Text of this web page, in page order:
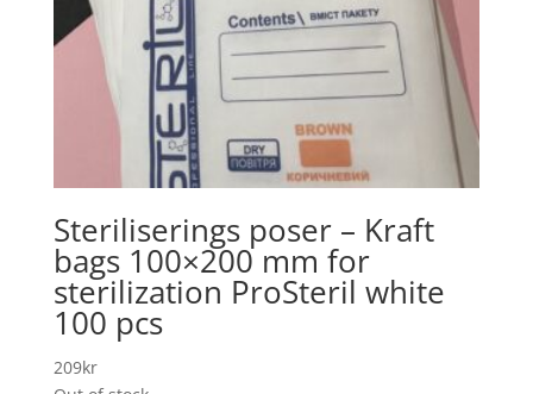
Steriliserings poser – Kraft
bags 100×200 mm for
sterilization ProSteril white
100 pcs
209kr